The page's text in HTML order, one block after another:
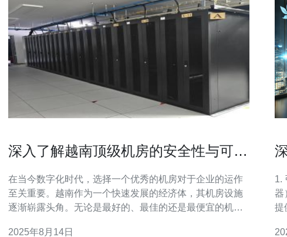
深入了解越南顶级机房的安全性与可靠
在当今数字化时代，选择一个优秀的机房对于企业的运作
至关重要。越南作为一个快速发展的经济体，其机房设施
逐渐崭露头角。无论是最好的、最佳的还是最便宜的机
2025年8月14日
1. 引言 在当今数字
器
提